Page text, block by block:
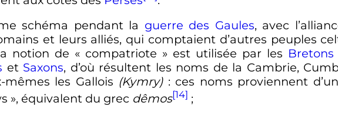
schéma pendant la guerre des Gaules, avec
et leurs alliés, qui comptaient d’autres peuples
notion de « compatriote » est utilisée par les Bretons
et Saxons, d’où résultent les noms de la Cambrie,
les Gallois (Kymry) : ces noms proviennent
», équivalent du grec dêmos[14] ;